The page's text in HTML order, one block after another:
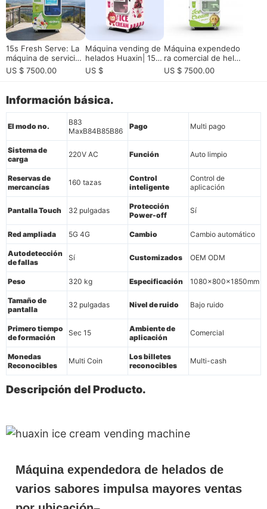
15s Fresh Serve: La
máquina de servicio
suave robótica total
mente automatizada
para el retail intelige
nte
US $ 7500.00
Máquina vending de
helados Huaxin| 15s
Fresh-Made, 800 taz
as sin parar, venta al
e no tripulado
US $
Máquina expendedo
ra comercial de hela
dos para ubicaciones
europeas de alto tráf
US $ 7500.00
Información básica.
El modo no.
B83
MaxB84B85B86
Pago Multi pago
Sistema de
carga
220V AC Función Auto limpio
Reservas de
mercancías
160 tazas
Control
inteligente
Control de
aplicación
Pantalla Touch 32 pulgadas
Protección
Power-off
Sí
Red ampliada 5G 4G Cambio Cambio automático
Autodetección
de fallas
Sí Customizados OEM ODM
Peso 320 kg Especificación 1080x800x1850mm
Tamaño de
pantalla
32 pulgadas Nivel de ruido Bajo ruido
Primero tiempo
de formación
Sec 15
Ambiente de
aplicación
Comercial
Monedas
Reconocibles
Multi Coin
Los billetes
reconocibles
Multi-cash
Descripción del Producto.
Máquina expendedora de helados de
varios sabores impulsa mayores ventas